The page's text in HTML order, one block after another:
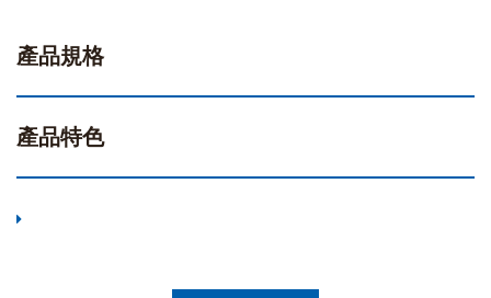
產品規格
產品特色